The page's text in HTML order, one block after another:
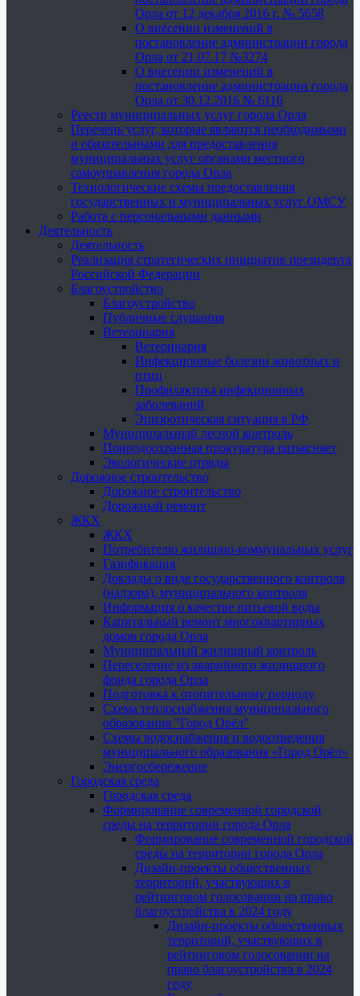
Орла от 12 декабря 2016 г. № 5658
О внесении изменений в
постановление администрации города
Орла от 21.07.17 №3274
О внесении изменений в
постановление администрации города
Орла от 30.12.2016 № 6116
Реестр муниципальных услуг города Орла
Перечень услуг, которые являются необходимыми
и обязательными для предоставления
муниципальных услуг органами местного
самоуправления города Орла
Технологические схемы предоставления
государственных и муниципальных услуг ОМСУ
Работа с персональными данными
Деятельность
Деятельность
Реализация стратегических инициатив президента
Российской Федерации
Благоустройство
Благоустройство
Публичные слушания
Ветеринария
Ветеринария
Инфекционные болезни животных и
птиц
Профилактика инфекционных
заболеваний
Эпизоотическая ситуация в РФ
Муниципальный лесной контроль
Природоохранная прокуратура разъясняет
Экологические отряды
Дорожное строительство
Дорожное строительство
Дорожный ремонт
ЖКХ
ЖКХ
Потребителю жилищно-коммунальных услуг
Газификация
Доклады о виде государственного контроля
(надзора), муниципального контроля
Информация о качестве питьевой воды
Капитальный ремонт многоквартирных
домов города Орла
Муниципальный жилищный контроль
Переселение из аварийного жилищного
фонда города Орла
Подготовка к отопительному периоду
Схема теплоснабжения муниципального
образования "Город Орёл"
Схемы водоснабжения и водоотведения
муниципального образования «Город Орёл»
Энергосбережение
Городская среда
Городская среда
Формирование современной городской
среды на территории города Орла
Формирование современной городской
среды на территории города Орла
Дизайн-проекты общественных
территорий, участвующих в
рейтинговом голосовании на право
благоустройства в 2024 году
Дизайн-проекты общественных
территорий, участвующих в
рейтинговом голосовании на
право благоустройства в 2024
году